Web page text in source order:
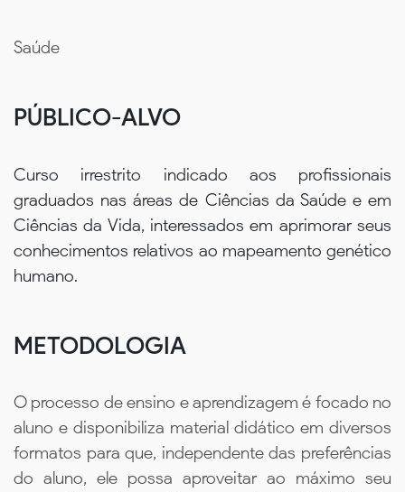
Saúde
PÚBLICO-ALVO
Curso irrestrito indicado aos profissionais
graduados nas áreas de Ciências da Saúde e em
Ciências da Vida, interessados em aprimorar seus
conhecimentos relativos ao mapeamento genético
humano.
METODOLOGIA
O processo de ensino e aprendizagem é focado no
aluno e disponibiliza material didático em diversos
formatos para que, independente das preferências
do aluno, ele possa aproveitar ao máximo seu